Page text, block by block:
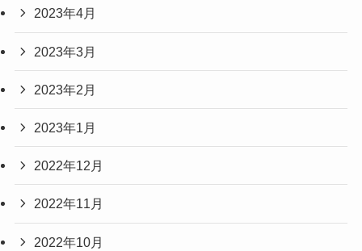
2023年4月
2023年3月
2023年2月
2023年1月
2022年12月
2022年11月
2022年10月